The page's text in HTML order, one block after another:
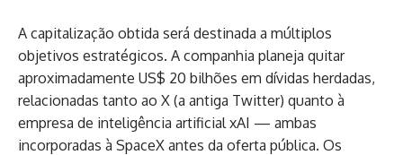
A capitalização obtida será destinada a múltiplos
objetivos estratégicos. A companhia planeja quitar
aproximadamente US$ 20 bilhões em dívidas herdadas,
relacionadas tanto ao X (a antiga Twitter) quanto à
empresa de inteligência artificial xAI — ambas
incorporadas à SpaceX antes da oferta pública. Os